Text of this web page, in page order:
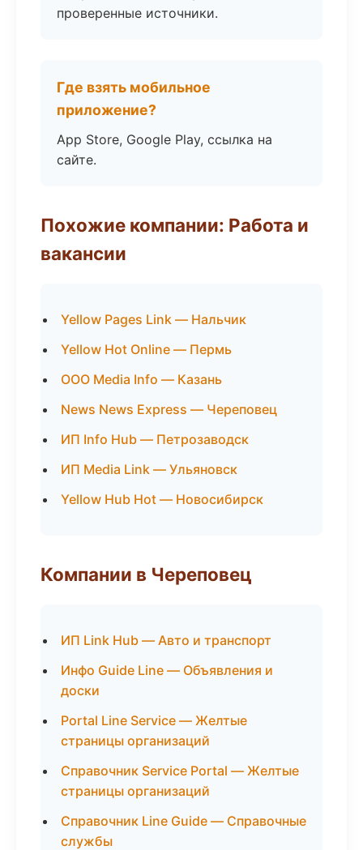
проверенные источники.
Где взять мобильное
приложение?
App Store, Google Play, ссылка на
сайте.
Похожие компании: Работа и
вакансии
Yellow Pages Link — Нальчик
Yellow Hot Online — Пермь
ООО Media Info — Казань
News News Express — Череповец
ИП Info Hub — Петрозаводск
ИП Media Link — Ульяновск
Yellow Hub Hot — Новосибирск
Компании в Череповец
ИП Link Hub — Авто и транспорт
Инфо Guide Line — Объявления и
доски
Portal Line Service — Желтые
страницы организаций
Справочник Service Portal — Желтые
страницы организаций
Справочник Line Guide — Справочные
службы